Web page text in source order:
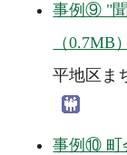
事例⑨ "
（0.7MB）
平地区ま
事例⑩ 町